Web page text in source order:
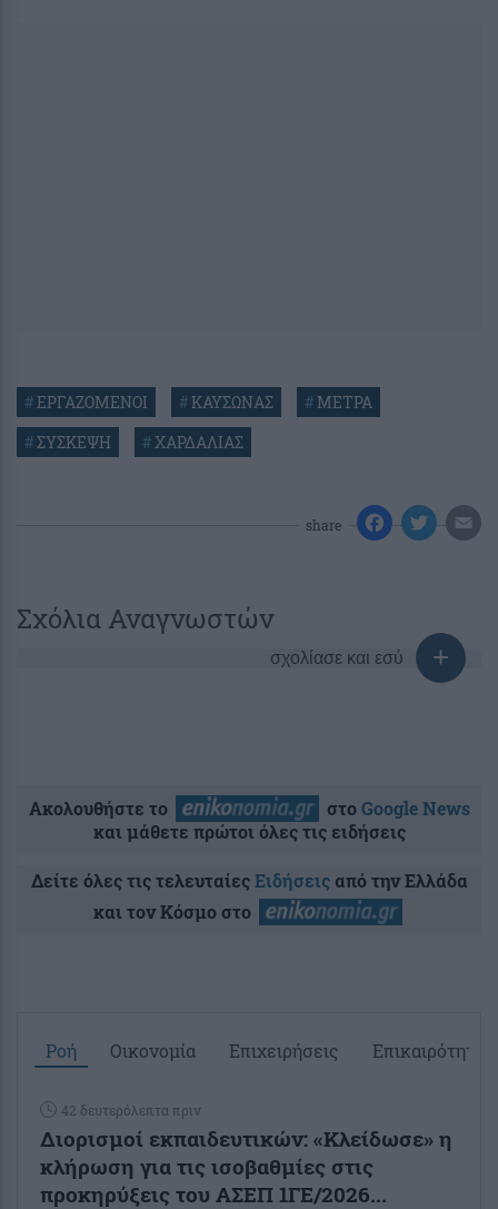
#ΕΡΓΑΖΟΜΕΝΟΙ #ΚΑΥΣΩΝΑΣ # ΜΕΤΡΑ
#ΣΥΣΚΕΨΗ # ΧΑΡΔΑΛΙΑΣ
share
Σχόλια Αναγνωστών
σχολίασε και εσύ
Ακολουθήστε το στοGoogle News
και μάθετε πρώτοι όλες τις ειδήσεις
Δείτε όλες τις τελευταίεςΕιδήσειςαπό την Ελλάδα
και τον Κόσμο στο
Ροή Οικονομία Επιχειρήσεις Επικαιρότητα
42 δευτερόλεπτα πριν
Διορισμοί εκπαιδευτικών: «Κλείδωσε» η
κλήρωση για τις ισοβαθμίες στις
προκηρύξεις του ΑΣΕΠ 1ΓΕ/2026...